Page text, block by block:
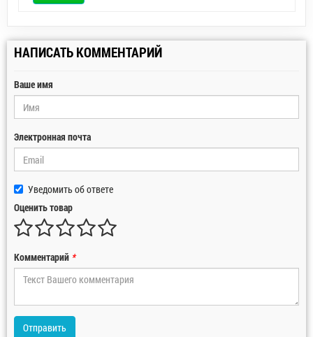
НАПИСАТЬ КОММЕНТАРИЙ
Ваше имя
Электронная почта
Уведомить об ответе
Оценить товар
Комментарий *
Отправить